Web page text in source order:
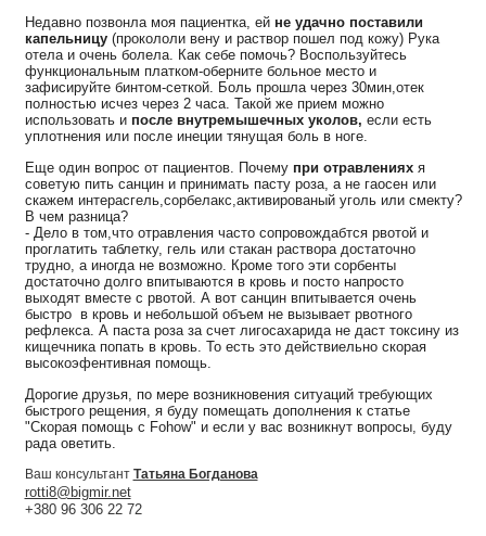
Недавно позвонла моя пациентка, ей не удачно поставили
капельницу (прокололи вену и раствор пошел под кожу) Рука
отела и очень болела. Как себе помочь? Воспользуйтесь
функциональным платком-оберните больное место и
зафисируйте бинтом-сеткой. Боль прошла через 30мин,отек
полностью исчез через 2 часа. Такой же прием можно
использовать и после внутремышечных уколов, если есть
уплотнения или после инеции тянущая боль в ноге.
Еще один вопрос от пациентов. Почему при отравленияхя
советую пить санцин и принимать пасту роза, а не гаосен или
скажем интерасгель,сорбелакс, активированый уголь или смекту?
В чем разница?
- Дело в том,что отравления часто сопровождабтся рвотой и
проглатить таблетку, гель или стакан раствора достаточно
трудно, а иногда не возможно. Кроме того эти сорбенты
достаточно долго впитываются в кровь и посто напросто
выходят вместе с рвотой. А вот санцин впитывается очень
быстро в кровь и небольшой объем не вызывает рвотного
рефлекса. А паста роза за счет лигосахарида не даст токсину из
кищечника попать в кровь. То есть это действиельно скорая
высокоэфентивная помощь.
Дорогие друзья, по мере возникновения ситуаций требующих
быстрого рещения, я буду помещать дополнения к статье
"Скорая помощь с Fohow" и если у вас возникнут вопросы, буду
рада оветить.
Ваш консультант Татьяна Богданова
rotti8@bigmir.net
+380 96 306 22 72